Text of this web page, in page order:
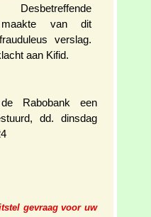
maakte van dit
verslag.
aan Kifid.
Rabobank een
dd. dinsdag
gevraag voor uw